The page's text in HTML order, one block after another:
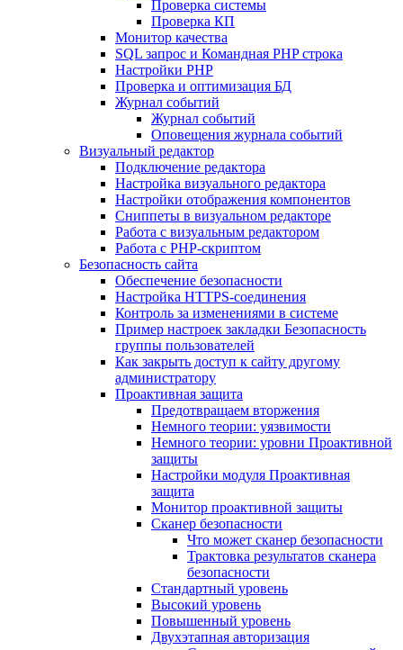
Проверка системы
Проверка КП
Монитор качества
SQL запрос и Командная PHP строка
Настройки PHP
Проверка и оптимизация БД
Журнал событий
Журнал событий
Оповещения журнала событий
Визуальный редактор
Подключение редактора
Настройка визуального редактора
Настройки отображения компонентов
Сниппеты в визуальном редакторе
Работа с визуальным редактором
Работа с PHP-скриптом
Безопасность сайта
Обеспечение безопасности
Настройка HTTPS-соединения
Контроль за изменениями в системе
Пример настроек закладки Безопасность
группы пользователей
Как закрыть доступ к сайту другому
администратору
Проактивная защита
Предотвращаем вторжения
Немного теории: уязвимости
Немного теории: уровни Проактивной
защиты
Настройки модуля Проактивная
защита
Монитор проактивной защиты
Сканер безопасности
Что может сканер безопасности
Трактовка результатов сканера
безопасности
Стандартный уровень
Высокий уровень
Повышенный уровень
Двухэтапная авторизация